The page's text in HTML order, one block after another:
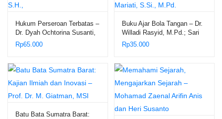
Hukum Perseroan Terbatas –
Dr. Dyah Ochtorina Susanti,
S.H.,
Rp65.000
Buku Ajar Bola Tangan – Dr.
Willadi Rasyid, M.Pd.; Sari
Mariati, S.Si., M.Pd.
Rp35.000
Batu Bata Sumatra Barat: